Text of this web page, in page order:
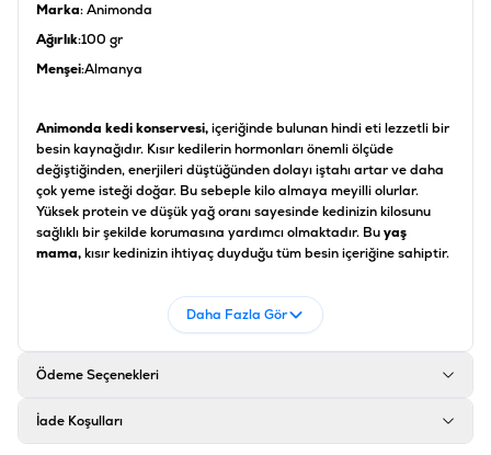
Marka: Animonda
Ağırlık:100 gr
Menşei:Almanya
Animonda kedi konservesi,içeriğinde bulunan hindi eti lezzetli bir
besin kaynağıdır. Kısır kedilerin hormonları önemli ölçüde
değiştiğinden, enerjileri düştüğünden dolayı iştahı artar ve daha
çok yeme isteği doğar. Bu sebeple kilo almaya meyilli olurlar.
Yüksek protein ve düşük yağ oranı sayesinde kedinizin kilosunu
sağlıklı bir şekilde korumasına yardımcı olmaktadır. Buyaş
mama,kısır kedinizin ihtiyaç duyduğu tüm besin içeriğine sahiptir.
%12 protein, %4,4 yağ içeriği, %0,3 ham lif, %1,8 ham kül, %80 nem
Daha Fazla Gör
Ödeme Seçenekleri
İade Koşulları